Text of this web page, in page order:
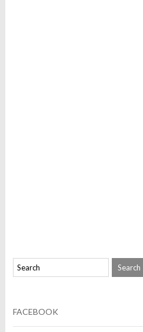
FACEBOOK